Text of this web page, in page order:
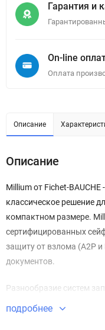
Гарантия и
On-line
Оплата
Описание
Описание
Millium от Fichet-BAUCHE
классическое решение
компактном размере.
сертифицированных
защиту от взлома (A2P и
документов.
Разнообразие систем
к вашим потребностям.
подробнее